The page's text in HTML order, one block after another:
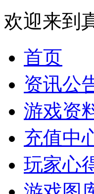
欢迎来到
首页
资讯公
游戏资
充值中
玩家心